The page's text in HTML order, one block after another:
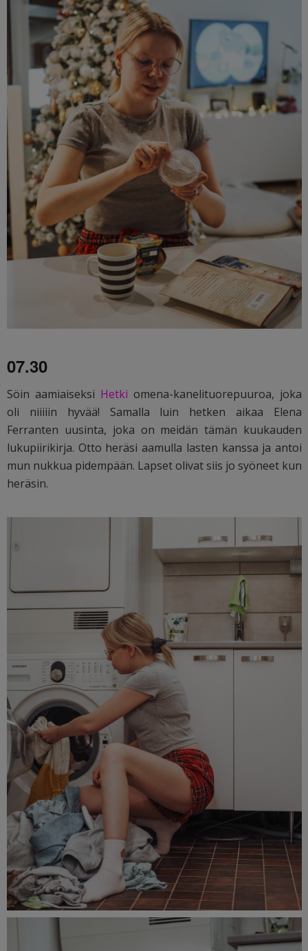
07.30
Söin aamiaiseksi Hetki omena-kanelituorepuuroa, joka
oli niiiiin hyvää! Samalla luin hetken aikaa Elena
Ferranten uusinta, joka on meidän tämän kuukauden
lukupiirikirja. Otto heräsi aamulla lasten kanssa ja antoi
mun nukkua pidempään. Lapset olivat siis jo syöneet kun
heräsin.